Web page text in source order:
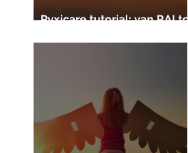
Pyxicare tutorial: van RAI tot